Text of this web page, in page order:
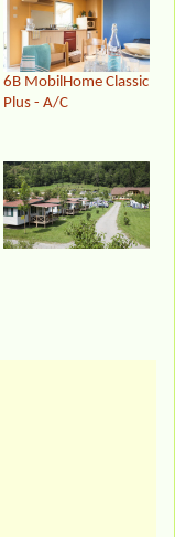
6B MobilHome Classic
Plus - A/C